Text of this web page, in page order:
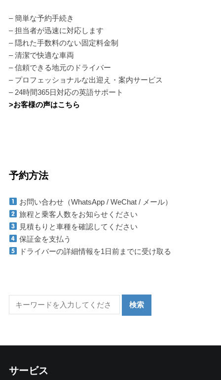
– 簡単な予約手続き
– 担当者が迅速に対応します
– 隠れた手数料のない固定料金制
– 清潔で快適な車両
– 信頼できる地元のドライバー
– プロフェッショナルな出迎え・案内サービス
– 24時間365日対応の英語サポート
>お客様の声はこちら
予約方法
お問い合わせ（WhatsApp / WeChat / メール）
旅程と乗客人数をお知らせください
見積もりと車種を確認してください
保証金を支払う
ドライバーの詳細情報を1日前までに受け取る
サービス